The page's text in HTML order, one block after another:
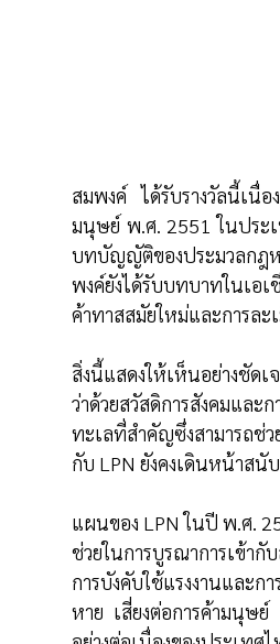
สมพงค์ ได้รับรางวัลนี้เนื่อ
มนุษย์ พ.ศ. 2551 ในประ
บทบัญญัติของประมวลกฎห
พงค์ยังได้รับบทบาทในเอเ
ค้าทาสสมัยใหม่และการละ
สิ่งนี้แสดงให้เห็นอย่างชัดเ
ว่าด้วยสวัสดิการสังคมแล
ทะเลที่สำคัญซึ่งสามารถช่
กับ LPN ยังคงเดินหน้าส
แผนของ LPN ในปี พ.ศ.
ช่วยในการบูรณาการเข้า
การบังคับใช้แรงงานและก
หาย เสี่ยงต่อการค้ามนุษย์